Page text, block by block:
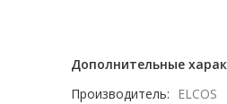
Дополнительные
Производитель:
ELCOS